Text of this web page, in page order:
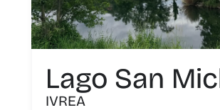
Lago San
IVREA